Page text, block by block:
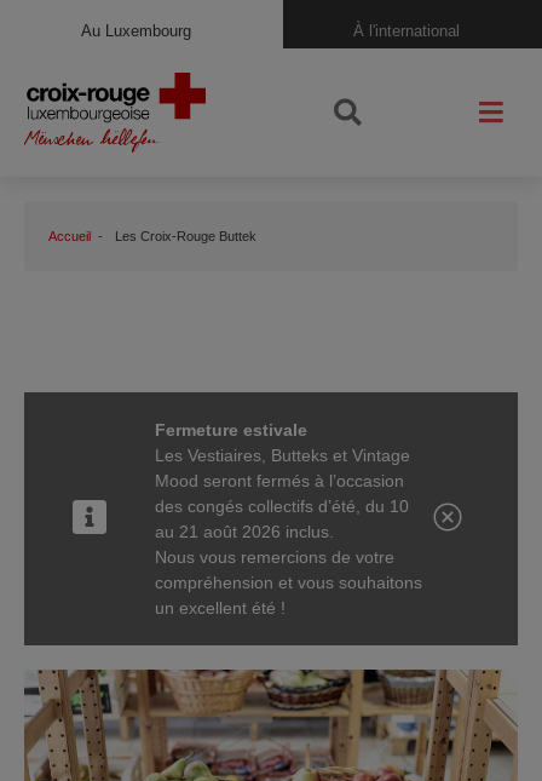
Au Luxembourg À l'international
Accueil Les Croix-Rouge Buttek
Fermeture estivale
Les Vestiaires, Butteks et Vintage
Mood seront fermés à l’occasion
des congés collectifs d’été, du 10
au 21 août 2026 inclus.
Nous vous remercions de votre
compréhension et vous souhaitons
un excellent été !